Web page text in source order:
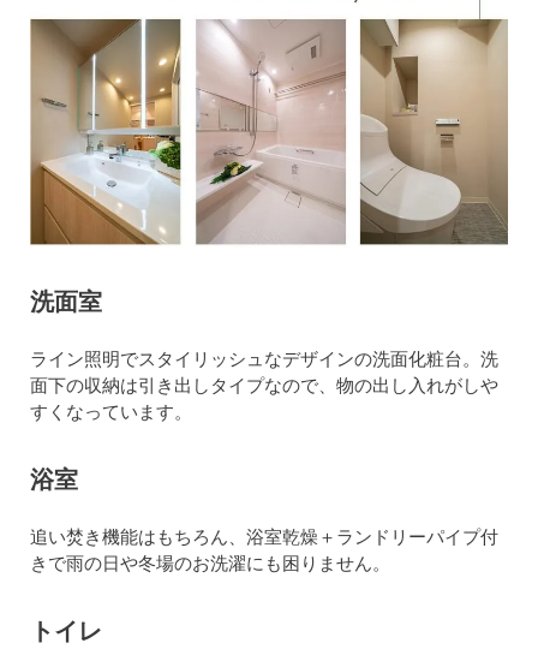
洗面室
ライン照明でスタイリッシュなデザインの洗面化粧台。洗
面下の収納は引き出しタイプなので、物の出し入れがしや
すくなっています。
浴室
追い焚き機能はもちろん、浴室乾燥＋ランドリーパイプ付
きで雨の日や冬場のお洗濯にも困りません。
トイレ